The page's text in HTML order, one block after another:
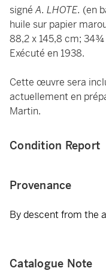
signéA. LHOTE. (en
huile sur papier
88,2 x 145,8 cm;
Exécuté en 1938.
Cette œuvre sera
actuellement en
Martin.
Condition Report
Provenance
By descent from the
Catalogue Note